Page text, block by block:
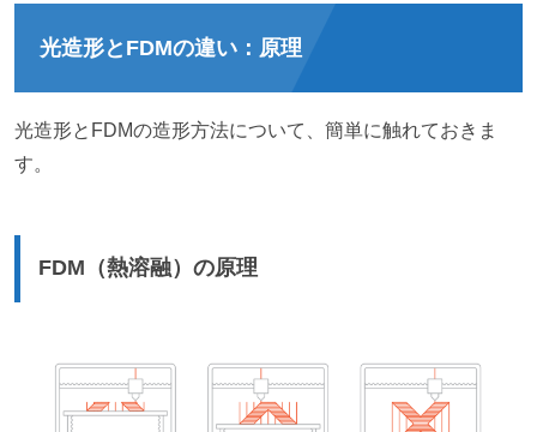
光造形とFDMの違い：原理
光造形とFDMの造形方法について、簡単に触れておきま
す。
FDM（熱溶融）の原理